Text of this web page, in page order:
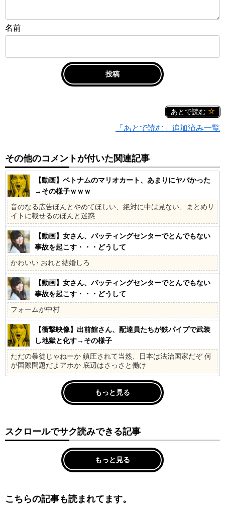
名前
あとで読む
「あとで読む」追加済み一覧
その他のコメントが付いた関連記事
【動画】ベトナムのマリオカート、あまりにヤバかった
→その様子ｗｗｗ
音のなる広告ほんとやめてほしい、絶対に中は見ない、まとめサ
イトに載せるのほんと迷惑
【動画】女さん、バッティングセンターでとんでもない
事故を起こす・・・どうして
かわいい おれと結婚しろ
【動画】女さん、バッティングセンターでとんでもない
事故を起こす・・・どうして
フォームが中村
【衝撃映像】出前館さん、配達員たちが鉄パイプで武装
し地獄と化す→その様子
ただの暴徒じゃねーか 鎮圧されて当然、日本は法治国家だぞ 何
が国際問題だよアホか 底辺はさっさと働け
もっと見る
スクロールでサク読みできる記事
もっと見る
こちらの記事も読まれてます。